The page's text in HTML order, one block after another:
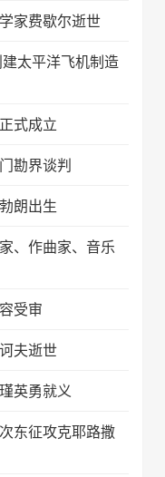
家费歇尔逝世
建太平洋飞机制造
式成立
勘界谈判
朗出生
、作曲家、音乐
受审
夫逝世
英勇就义
东征攻克耶路撒